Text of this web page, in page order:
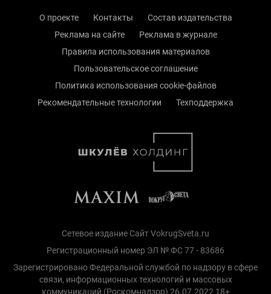
О проекте Контакты
Состав издательства
Реклама на сайте
Реклама в журнале
Правила использования материалов
Пользовательское соглашение
Политика использования cookie-файлов
Рекомендательные технологии
Техподдержка
Сетевое издание Сайт VokrugSveta.ru
Регистрационный номер ЭЛ № ФС 77 - 83686
Зарегистрировано Федеральной службой по надзору в сфере
связи, информационных технологий и массовых
коммуникаций (Роскомнадзор) 26.07.2022 18+